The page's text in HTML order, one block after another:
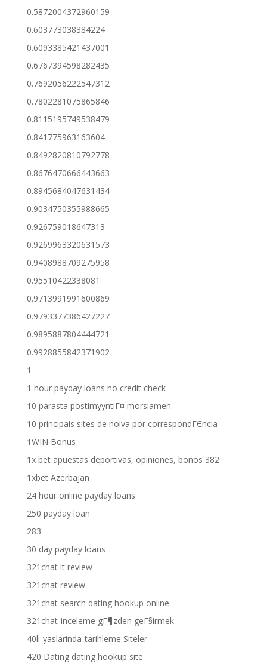
0.5872004372960159
0.603773038384224
0.6093385421437001
0.6767394598282435
0.7692056222547312
0.7802281075865846
0.8115195749538479
0.841775963163604
0.8492820810792778
0.8676470666443663
0.8945684047631434
0.9034750355988665
0.926759018647313
0.9269963320631573
0.9408988709275958
0.95510422338081
0.9713991991600869
0.9793377386427227
0.9895887804444721
0.9928855842371902
1
1 hour payday loans no credit check
10 parasta postimyyntiГ¤ morsiamen
10 principais sites de noiva por correspondГЄncia
1WIN Bonus
1x bet apuestas deportivas, opiniones, bonos 382
1xbet Azerbajan
24 hour online payday loans
250 payday loan
283
30 day payday loans
321chat it review
321chat review
321chat search dating hookup online
321chat-inceleme gГ¶zden geГ§irmek
40li-yaslarinda-tarihleme Siteler
420 Dating dating hookup site